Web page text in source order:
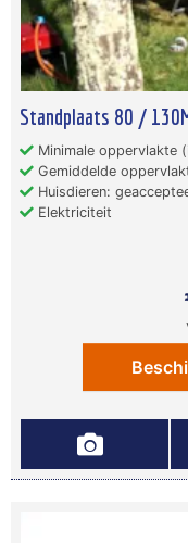
Standplaats 80 /
Minimale oppervlakte
Gemiddelde
Huisdieren:
Elektriciteit